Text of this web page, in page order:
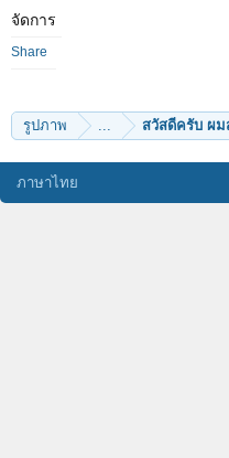
จัดการ
Share
รูปภาพ ... สวัสดีครับ ผม
ภาษาไทย